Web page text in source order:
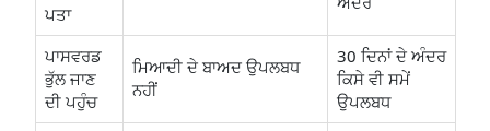
ਪਤਾ
ਪਾਸਵਰਡ
ਭੁੱਲ ਜਾਣ
ਦੀ ਪਹੁੰਚ
ਮਿਆਦੀ ਦੇ ਬਾਅਦ ਉਪਲਬਧ
ਨਹੀਂ
30 ਦਿਨਾਂ ਦੇ ਅੰਦਰ
ਕਿਸੇ ਵੀ ਸਮੇਂ
ਉਪਲਬਧ